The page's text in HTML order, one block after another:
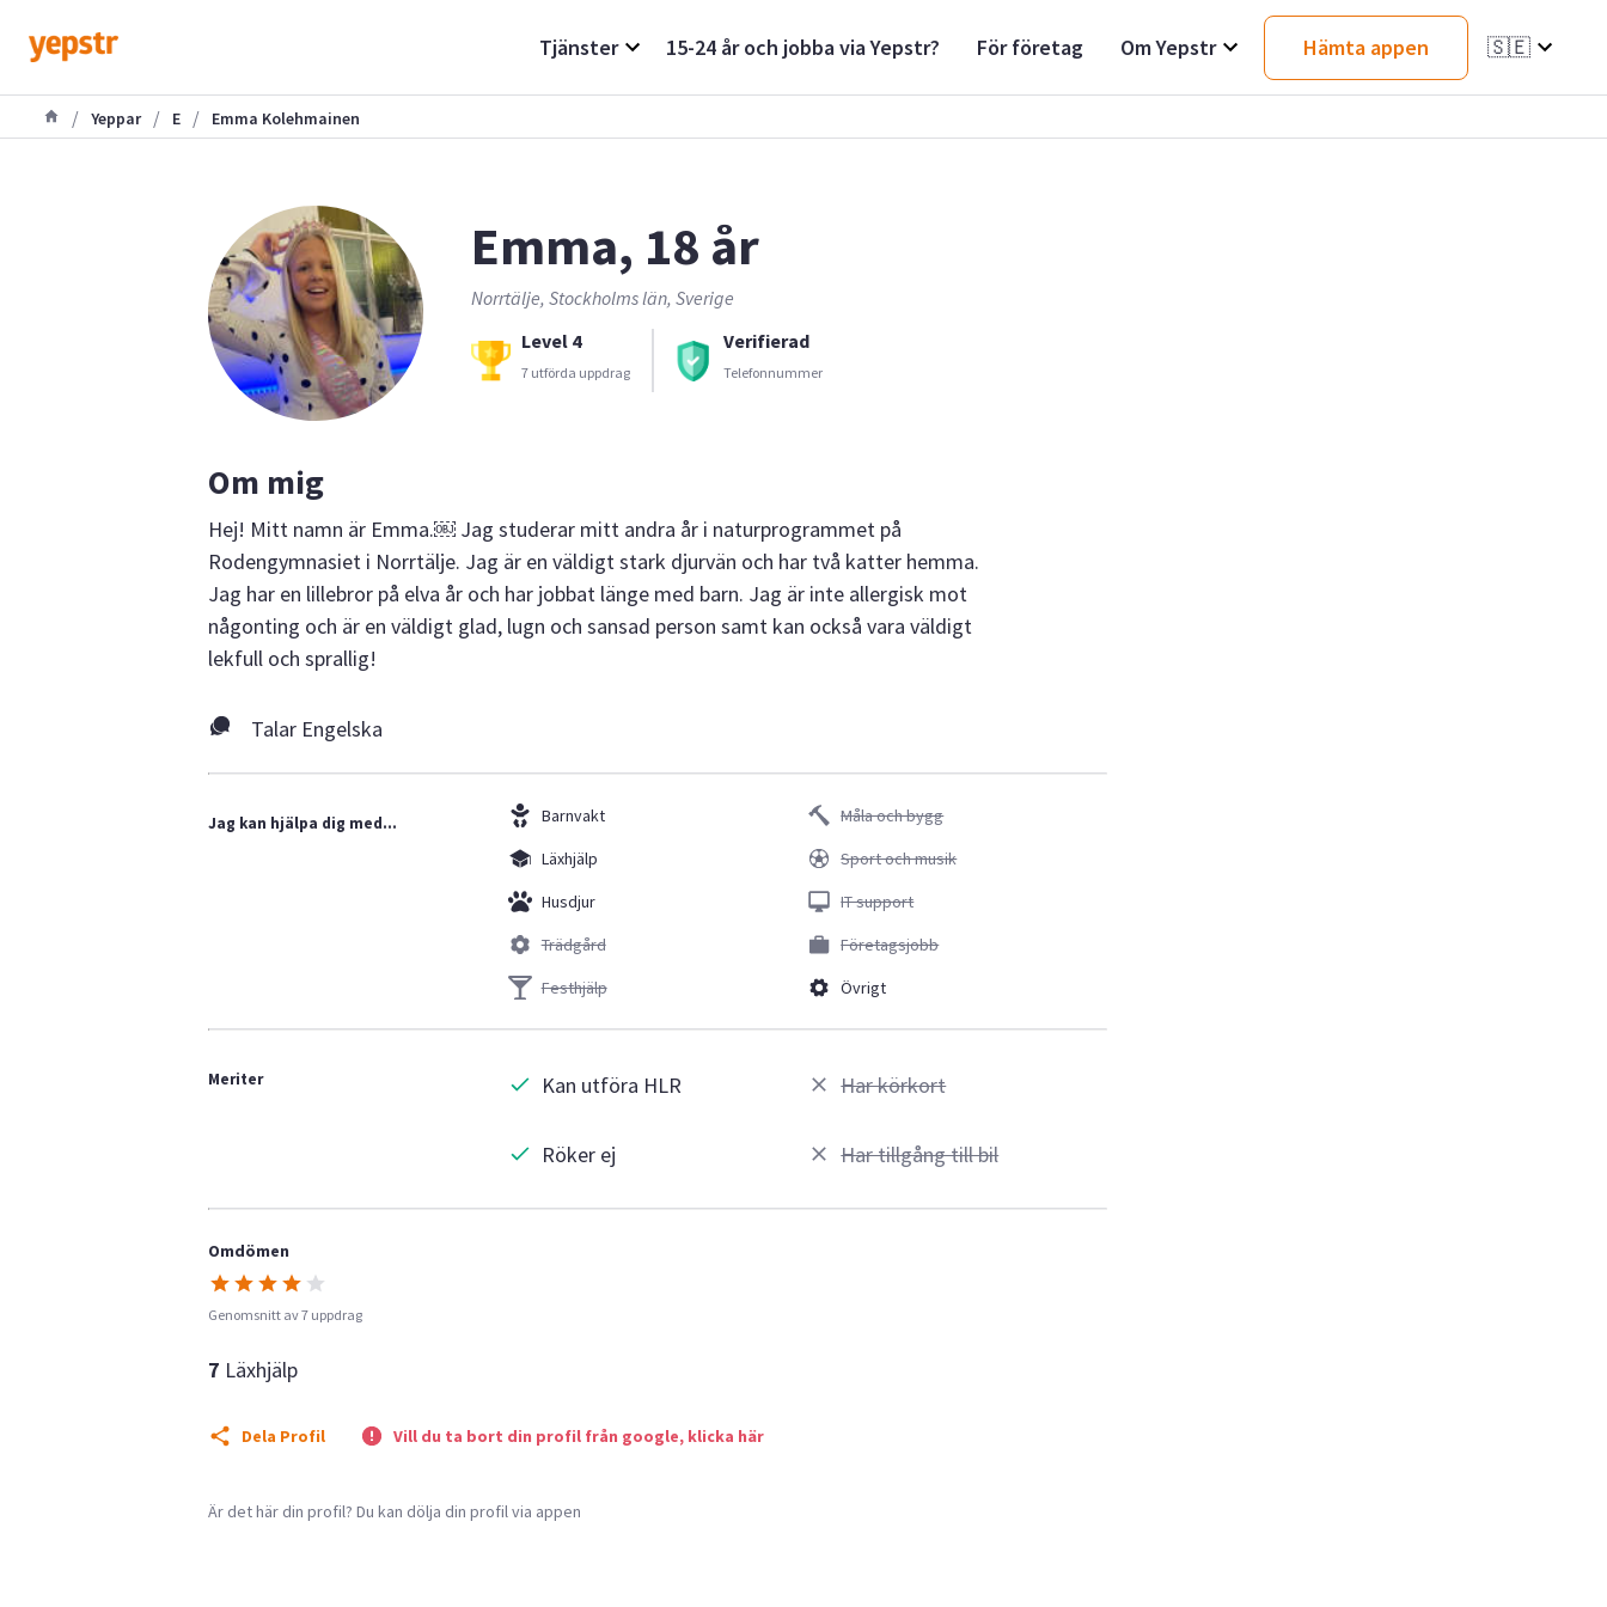
Tjänster 15-24 år och jobba via Yepstr? För företag Om Yepstr Hämta appen 🇸🇪
/ Yeppar / E / Emma Kolehmainen
Emma, 18 år
Norrtälje, Stockholms län, Sverige
Level 4
7 utförda uppdrag
Verifierad
Telefonnummer
Om mig
Hej! Mitt namn är Emma.￼ Jag studerar mitt andra år i naturprogrammet på
Rodengymnasiet i Norrtälje. Jag är en väldigt stark djurvän och har två katter hemma.
Jag har en lillebror på elva år och har jobbat länge med barn. Jag är inte allergisk mot
någonting och är en väldigt glad, lugn och sansad person samt kan också vara väldigt
lekfull och sprallig!
Talar Engelska
Jag kan hjälpa dig med...
Barnvakt
Läxhjälp
Husdjur
Trädgård
Festhjälp
Måla och bygg
Sport och musik
IT support
Företagsjobb
Övrigt
Meriter Kan utföra HLR
Röker ej
Har körkort
Har tillgång till bil
Omdömen
Genomsnitt av 7 uppdrag
7 Läxhjälp
Dela Profil Vill du ta bort din profil från google, klicka här
Är det här din profil? Du kan dölja din profil via appen